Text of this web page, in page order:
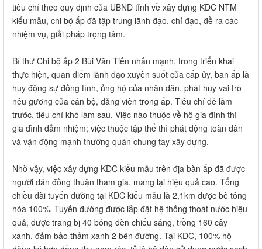
tiêu chí theo quy định của UBND tỉnh về xây dựng KDC NTM
kiểu mẫu, chi bộ ấp đã tập trung lãnh đạo, chỉ đạo, đề ra các
nhiệm vụ, giải pháp trọng tâm.
Bí thư Chi bộ ấp 2 Bùi Văn Tiến nhấn mạnh, trong triển khai
thực hiện, quan điểm lãnh đạo xuyên suốt của cấp ủy, ban ấp là
huy động sự đồng tình, ủng hộ của nhân dân, phát huy vai trò
nêu gương của cán bộ, đảng viên trong ấp. Tiêu chí dễ làm
trước, tiêu chí khó làm sau. Việc nào thuộc về hộ gia đình thì
gia đình đảm nhiệm; việc thuộc tập thể thì phát động toàn dân
và vận động mạnh thường quân chung tay xây dựng.
Nhờ vậy, việc xây dựng KDC kiểu mẫu trên địa bàn ấp đã được
người dân đồng thuận tham gia, mang lại hiệu quả cao. Tổng
chiều dài tuyến đường tại KDC kiểu mẫu là 2,1km được bê tông
hóa 100%. Tuyến đường được lắp đặt hệ thống thoát nước hiệu
quả, được trang bị 40 bóng đèn chiếu sáng, trồng 160 cây
xanh, đảm bảo thảm xanh 2 bên đường. Tại KDC, 100% hộ